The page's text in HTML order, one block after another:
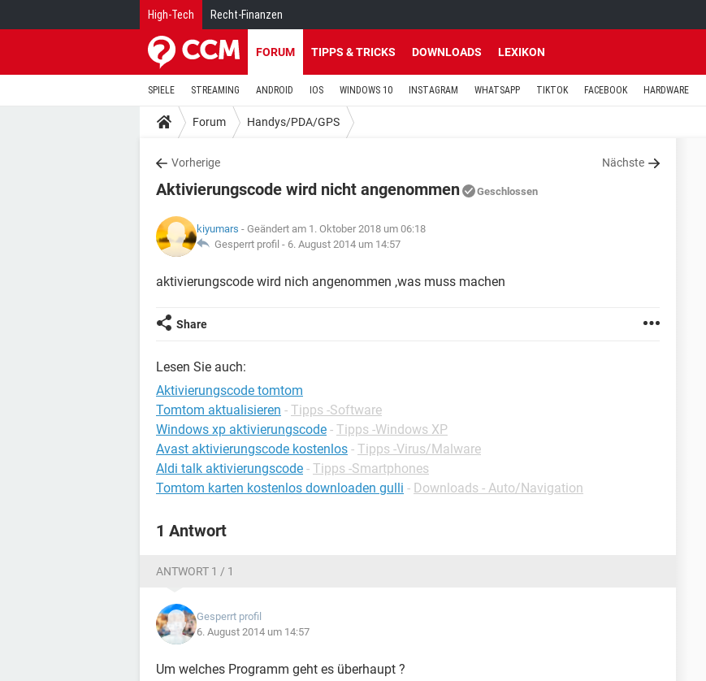
High-Tech Recht-Finanzen
FORUM TIPPS & TRICKS DOWNLOADS LEXIKON
SPIELE STREAMING ANDROID IOS WINDOWS 10 INSTAGRAM WHATSAPP TIKTOK FACEBOOK HARDWARE
Forum Handys/PDA/GPS
Vorherige Nächste
Aktivierungscode wird nicht angenommen Geschlossen
kiyumars - Geändert am 1. Oktober 2018 um 06:18
Gesperrt profil - 6. August 2014 um 14:57
aktivierungscode wird nich angenommen ,was muss machen
Share
Lesen Sie auch:
Aktivierungscode tomtom
Tomtom aktualisieren - Tipps -Software
Windows xp aktivierungscode - Tipps -Windows XP
Avast aktivierungscode kostenlos - Tipps -Virus/Malware
Aldi talk aktivierungscode - Tipps -Smartphones
Tomtom karten kostenlos downloaden gulli - Downloads - Auto/Navigation
1 Antwort
ANTWORT 1 / 1
Gesperrt profil
6. August 2014 um 14:57
Um welches Programm geht es überhaupt ?